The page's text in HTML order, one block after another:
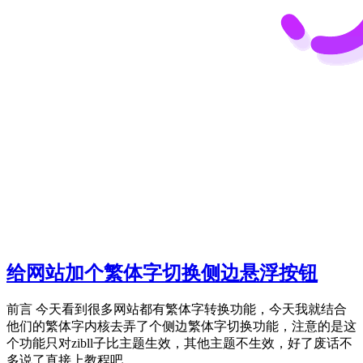
给网站加个繁体字切换侧边悬浮按钮
前言 今天看到很多网站都有繁体字转换功能，今天我就结合
他们的繁体字内核去弄了个侧边繁体字切换功能，注意的是这
个功能只对zibll子比主题生效，其他主题不生效，好了废话不